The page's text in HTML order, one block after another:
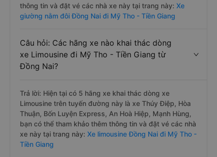
thông tin và đặt vé các nhà xe này tại trang này: Xe
giường nằm đôi Đồng Nai đi Mỹ Tho - Tiền Giang
Câu hỏi: Các hãng xe nào khai thác dòng
xe Limousine đi Mỹ Tho - Tiền Giang từ
Đồng Nai?
Trả lời: Hiện tại có 5 hãng xe khai thác dòng xe
Limousine trên tuyến đường này là xe Thúy Điệp, Hòa
Thuận, Bốn Luyện Express, An Hoà Hiệp, Mạnh Hùng,
bạn có thể tham khảo thêm thông tin và đặt vé các nhà
xe này tại trang này: Xe limousine Đồng Nai đi Mỹ Tho -
Tiền Giang